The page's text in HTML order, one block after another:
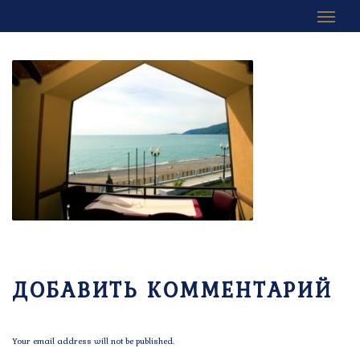
ДОБАВИТЬ КОММЕНТАРИЙ
Your email address will not be published.